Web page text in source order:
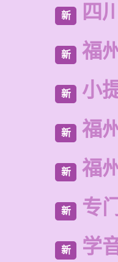
新 四
新 福
新 小
新 福
新 福
新 专
新 学